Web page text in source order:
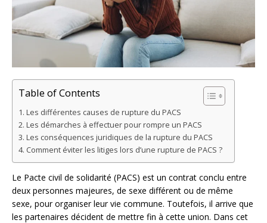
Table of Contents
Les différentes causes de rupture du PACS
Les démarches à effectuer pour rompre un PACS
Les conséquences juridiques de la rupture du PACS
Comment éviter les litiges lors d’une rupture de PACS ?
Le Pacte civil de solidarité (PACS) est un contrat conclu entre
deux personnes majeures, de sexe différent ou de même
sexe, pour organiser leur vie commune. Toutefois, il arrive que
les partenaires décident de mettre fin à cette union. Dans cet